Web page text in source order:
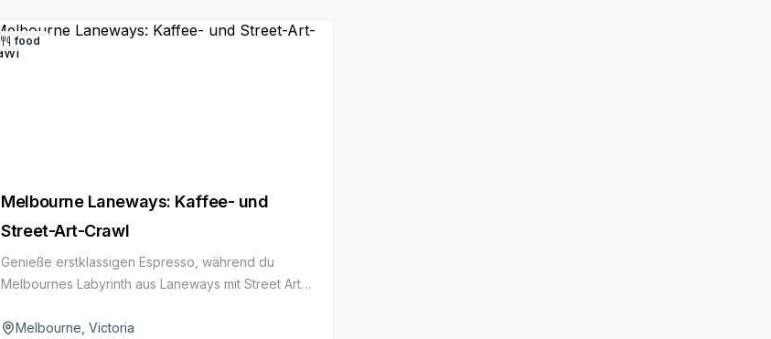
food
Melbourne Laneways: Kaffee- und
Street-Art-Crawl
Genieße erstklassigen Espresso, während du
Melbournes Labyrinth aus Laneways mit Street Art
Tasse.
Melbourne, Victoria